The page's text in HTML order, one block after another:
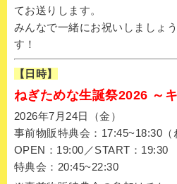
てお送りします。
みんなで一緒にお祝いしましょ
す！
【日時】
ねぎためな生誕祭2026 ～
2026年7月24日（金）
事前物販特典会：17:45~18:30（
OPEN：19:00／START：19:30
特典会：20:45~22:30